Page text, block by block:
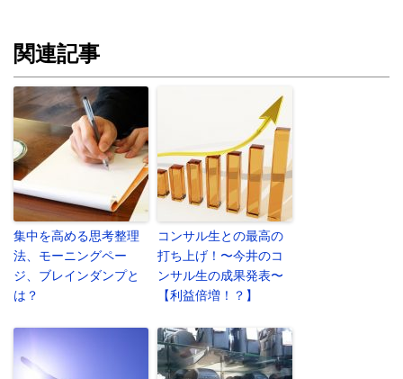
関連記事
集中を高める思考整理
法、モーニングペー
ジ、ブレインダンプと
は？
コンサル生との最高の
打ち上げ！〜今井のコ
ンサル生の成果発表〜
【利益倍増！？】